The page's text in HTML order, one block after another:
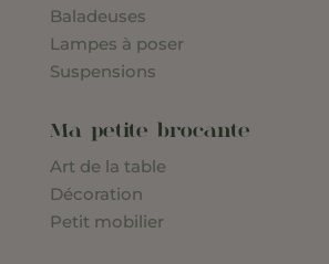
Baladeuses
Lampes à poser
Suspensions
Ma petite brocante
Art de la table
Décoration
Petit mobilier